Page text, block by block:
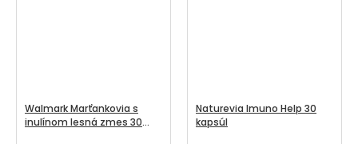
Walmark Marťankovia s
inulínom lesná zmes 30
Naturevia Imuno Help 30
kapsúl